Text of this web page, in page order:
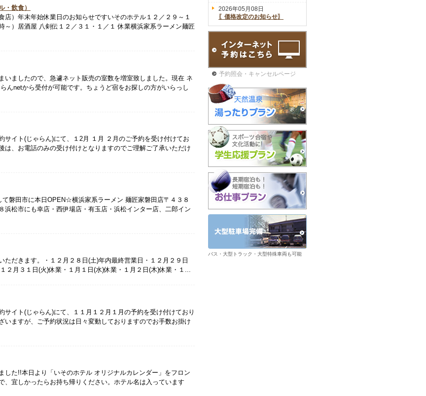
・飲食）
店）年末年始休業日のお知らせですいそのホテル１２／２９～１
～）居酒屋 八剣伝１２／３１・１／１ 休業横浜家系ラーメン麺匠
いましたので、急遽ネット販売の室数を増室致しました。現在 ネ
んnetから受付が可能です。ちょうど宿をお探しの方がいらっし
サイト(じゃらん)にて、１2月 １月 ２月のご予約を受け付けてお
は、お電話のみの受け付けとなりますのでご理解ご了承いただけ
て磐田市に本日OPEN☆横浜家系ラーメン 麺匠家磐田店〒４３８
浜松市にも幸店・西伊場店・有玉店・浜松インター店、二郎イン
ただきます。・１２月２８日(土)年内最終営業日・１２月２９日
２月３１日(火)休業・１月１日(水)休業・１月２日(木)休業・１...
サイト(じゃらん)にて、１１月１２月１月の予約を受け付けており
いますが、ご予約状況は日々変動しておりますのでお手数お掛け
した!!本日より「いそのホテル オリジナルカレンダー」をフロン
、宜しかったらお持ち帰りください。ホテル名は入っています
2026年05月08日
〖価格改定のお知らせ〗
予約照会・キャンセルページ
バス・大型トラック・大型特殊車両も可能